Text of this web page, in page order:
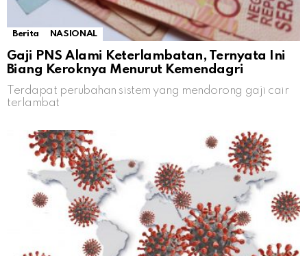
Berita NASIONAL
Gaji PNS Alami Keterlambatan, Ternyata Ini
Biang Keroknya Menurut Kemendagri
Terdapat perubahan sistem yang mendorong gaji cair
terlambat